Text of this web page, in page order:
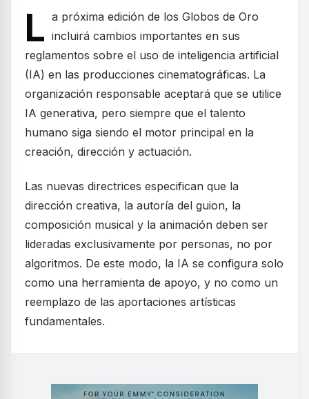
L a próxima edición de los Globos de Oro
incluirá cambios importantes en sus
reglamentos sobre el uso de inteligencia artificial
(IA) en las producciones cinematográficas. La
organización responsable aceptará que se utilice
IA generativa, pero siempre que el talento
humano siga siendo el motor principal en la
creación, dirección y actuación.
Las nuevas directrices especifican que la
dirección creativa, la autoría del guion, la
composición musical y la animación deben ser
lideradas exclusivamente por personas, no por
algoritmos. De este modo, la IA se configura solo
como una herramienta de apoyo, y no como un
reemplazo de las aportaciones artísticas
fundamentales.